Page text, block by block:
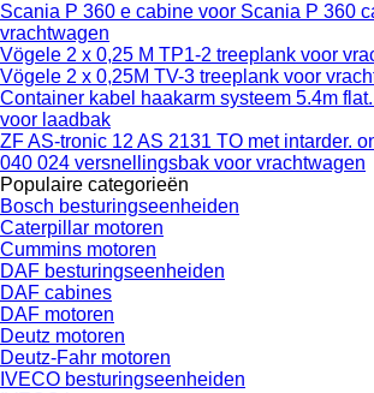
Scania P 360 e cabine voor Scania P 360
vrachtwagen
Vögele 2 x 0,25 M TP1-2 treeplank voor
Vögele 2 x 0,25M TV-3 treeplank voor
Container kabel haakarm systeem 5.4m
voor laadbak
ZF AS-tronic 12 AS 2131 TO met intarder.
040 024 versnellingsbak voor vrachtwagen
Populaire categorieën
Bosch besturingseenheiden
Caterpillar motoren
Cummins motoren
DAF besturingseenheiden
DAF cabines
DAF motoren
Deutz motoren
Deutz-Fahr motoren
IVECO besturingseenheiden